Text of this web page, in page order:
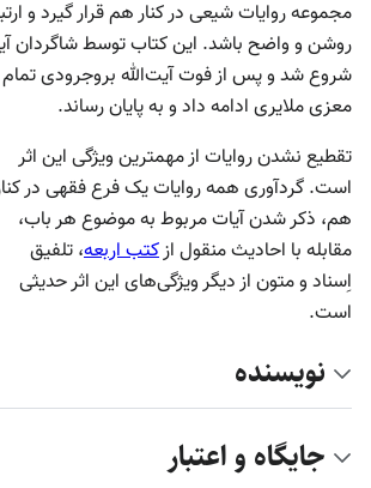
مجموعه روایات شیعی در کنار هم قرار گیرد و
روشن و واضح باشد. این کتاب توسط شاگردان
شروع شد و پس از فوت آیت‌الله بروجرودی تمام
معزی ملایری ادامه داد و به پایان رساند.
تقطیع نشدن روایات از مهمترین ویژگی این اثر
است. گردآوری همه روایات یک فرع فقهی در
هم، ذکر شدن آیات مربوط به موضوع هر باب،
مقابله با احادیث منقول ازکتب اربعه، تلفیق
اِسناد و متون از دیگر ویژگی‌های این اثر حدیثی
است.
نویسنده
جایگاه و اعتبار